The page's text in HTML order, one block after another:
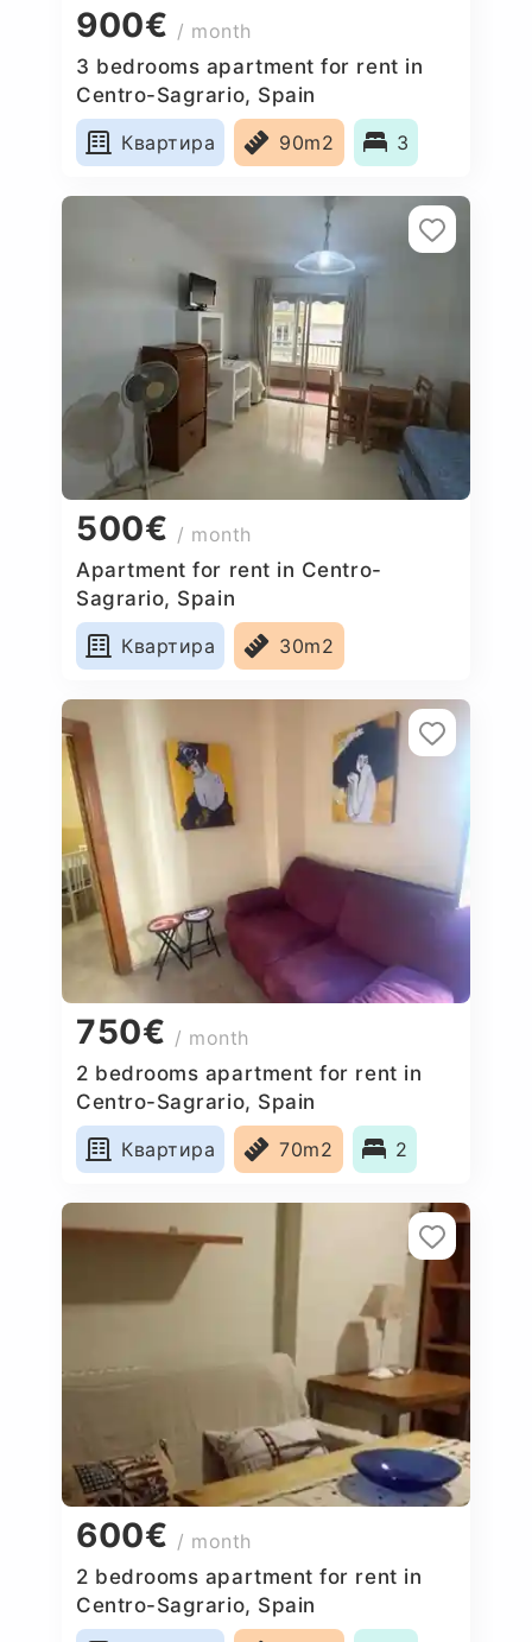
900€ / month
3 bedrooms apartment for rent in
Centro-Sagrario, Spain
Квартира
90m2 3
500€ / month
Apartment for rent in Centro-
Sagrario, Spain
Квартира
30m2
750€ / month
2 bedrooms apartment for rent in
Centro-Sagrario, Spain
Квартира
70m2 2
600€ / month
2 bedrooms apartment for rent in
Centro-Sagrario, Spain